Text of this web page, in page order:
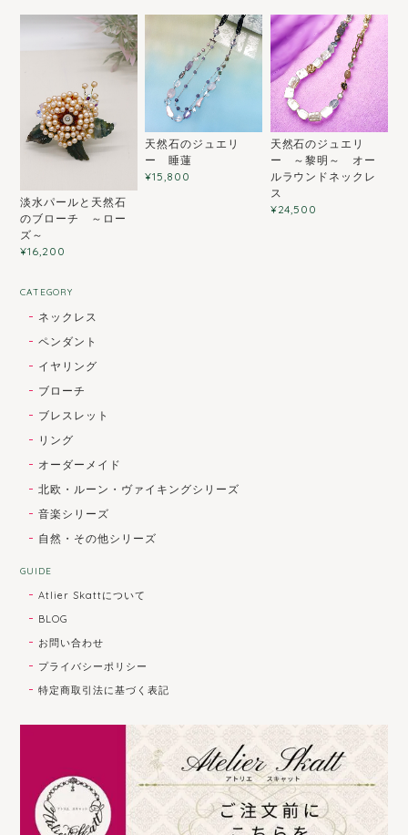
淡水パールと天然石
のブローチ ～ロー
ズ～
¥16,200
天然石のジュエリ
ー 睡蓮
¥15,800
天然石のジュエリ
ー ～黎明～ オー
ルラウンドネックレ
ス
¥24,500
CATEGORY
ネックレス
ペンダント
イヤリング
ブローチ
ブレスレット
リング
オーダーメイド
北欧・ルーン・ヴァイキングシリーズ
音楽シリーズ
自然・その他シリーズ
GUIDE
Atlier Skattについて
BLOG
お問い合わせ
プライバシーポリシー
特定商取引法に基づく表記